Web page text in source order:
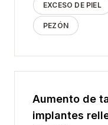
EXCESO DE PIEL
PEZÓN
Aumento de
implantes